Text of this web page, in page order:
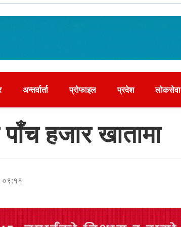
अन्तर्वार्ता प्रोफाइल प्रदेश लोकसेवा
पाँच हजार खातामा
०९:११